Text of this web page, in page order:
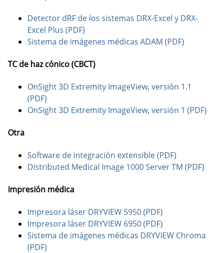
Detector dRF de los sistemas DRX-Excel y DRX-
Excel Plus (PDF)
Sistema de imágenes médicas ADAM (PDF)
TC de haz cónico (CBCT)
OnSight 3D Extremity ImageView, versión 1.1
(PDF)
OnSight 3D Extremity ImageView, versión 1 (PDF)
Otra
Software de integración extensible (PDF)
Distributed Medical Image 1000 Server TM (PDF)
Impresión médica
Impresora láser DRYVIEW 5950 (PDF)
Impresora láser DRYVIEW 6950 (PDF)
Sistema de imágenes médicas DRYVIEW Chroma
(PDF)